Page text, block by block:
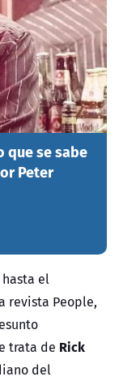
que se sabe
Peter
el
revista People,
trata de Rick
del